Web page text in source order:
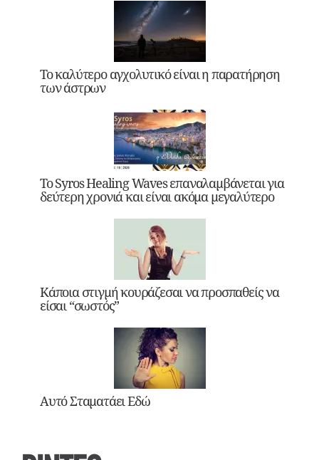
Το καλύτερο αγχολυτικό είναι η παρατήρηση
των άστρων
Το Syros Healing Waves επαναλαμβάνεται για
δεύτερη χρονιά και είναι ακόμα μεγαλύτερο
Κάποια στιγμή κουράζεσαι να προσπαθείς να
είσαι “σωστός”
Αυτό Σταματάει Εδώ